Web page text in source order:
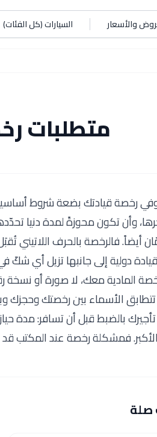
والأسعار السيارات (كل الفئات)
متطلبات
رخصة قيادتك بضعة شروط
وأن تكون محوزةً لمدة دنيا
أيضاً. فالرخصة بالحرف
دولية إلى جانبها تزيل أي شكّ
المادية معك، لا صورة أو
تتطابق الأسماء بين رخصتك وحجزك
بالضبط قبل أن تسافر: مدة
فمشكلة رخصة عند المكتب
صلة